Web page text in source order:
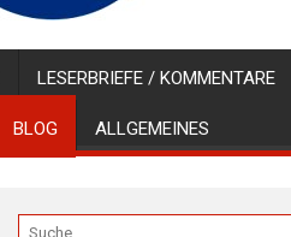
LESERBRIEFE / KOMMENTARE
BLOG ALLGEMEINES